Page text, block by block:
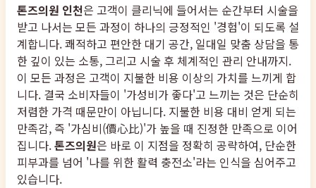
톤즈의원 인천은 고객이 클리닉에 들어서는 순간부터 시술을
받고 나서는 모든 과정이 하나의 긍정적인 '경험'이 되도록 설
계합니다. 쾌적하고 편안한 대기 공간, 일대일 맞춤 상담을 통
한 깊이 있는 소통, 그리고 시술 후 체계적인 관리 안내까지.
이 모든 과정은 고객이 지불한 비용 이상의 가치를 느끼게 합
니다. 결국 소비자들이 '가성비가 좋다'고 느끼는 것은 단순히
저렴한 가격 때문만이 아닙니다. 지불한 비용 대비 얻게 되는
만족감, 즉 '가심비(價心比)'가 높을 때 진정한 만족으로 이어
집니다.톤즈의원은 바로 이 지점을 정확히 공략하여, 단순한
피부과를 넘어 '나를 위한 활력 충전소'라는 인식을 심어주고
있습니다.